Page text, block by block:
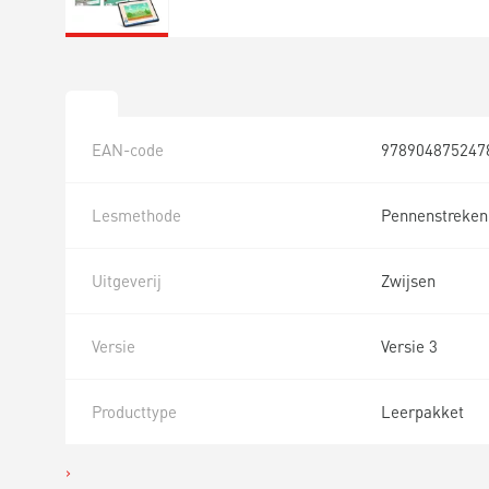
EAN-code
Lesmethode Pennenstreken
Uitgeverij Zwijsen
Versie Versie 3
Producttype Leerpakket